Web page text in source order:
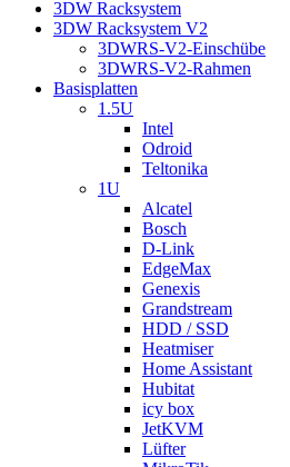
3DW Racksystem
3DW Racksystem V2
3DWRS-V2-Einschübe
3DWRS-V2-Rahmen
Basisplatten
1.5U
Intel
Odroid
Teltonika
1U
Alcatel
Bosch
D-Link
EdgeMax
Genexis
Grandstream
HDD / SSD
Heatmiser
Home Assistant
Hubitat
icy box
JetKVM
Lüfter